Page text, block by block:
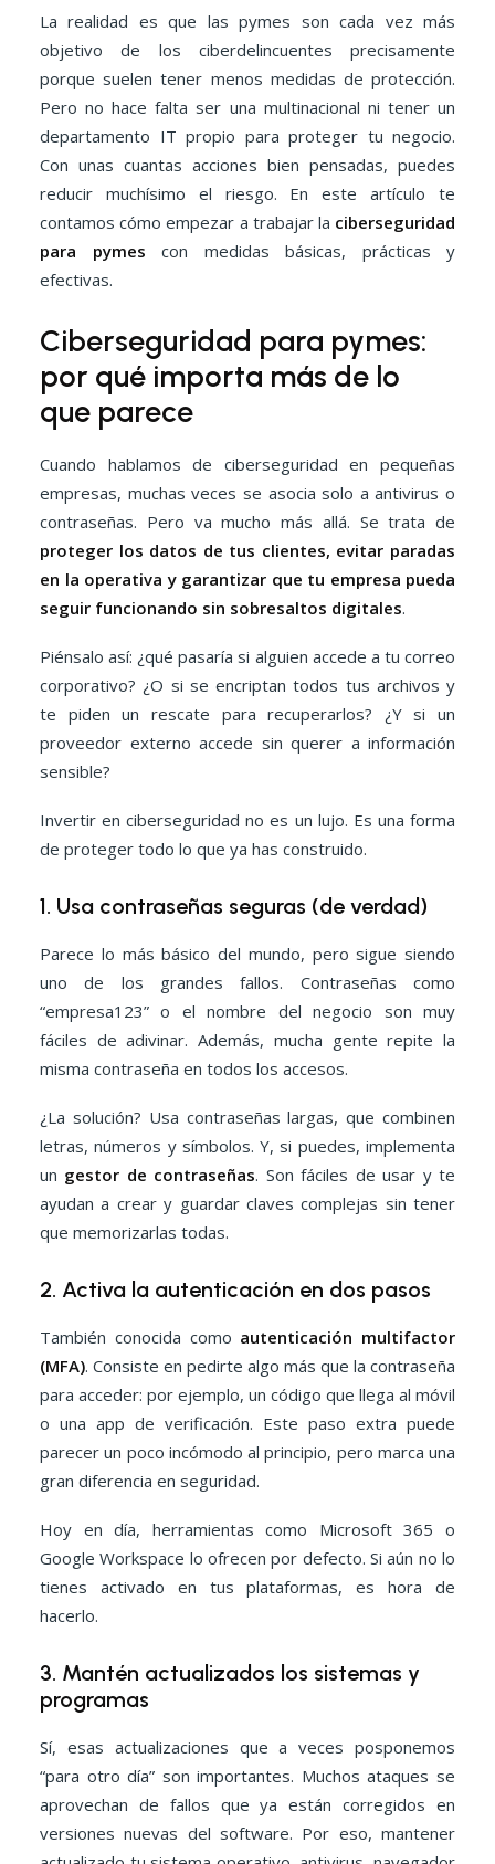
La realidad es que las pymes son cada vez más
objetivo de los ciberdelincuentes precisamente
porque suelen tener menos medidas de protección.
Pero no hace falta ser una multinacional ni tener un
departamento IT propio para proteger tu negocio.
Con unas cuantas acciones bien pensadas, puedes
reducir muchísimo el riesgo. En este artículo te
contamos cómo empezar a trabajar la ciberseguridad
para pymes con medidas básicas, prácticas y
efectivas.
Ciberseguridad para pymes:
por qué importa más de lo
que parece
Cuando hablamos de ciberseguridad en pequeñas
empresas, muchas veces se asocia solo a antivirus o
contraseñas. Pero va mucho más allá. Se trata de
proteger los datos de tus clientes, evitar paradas
en la operativa y garantizar que tu empresa pueda
seguir funcionando sin sobresaltos digitales.
Piénsalo así: ¿qué pasaría si alguien accede a tu correo
corporativo? ¿O si se encriptan todos tus archivos y
te piden un rescate para recuperarlos? ¿Y si un
proveedor externo accede sin querer a información
sensible?
Invertir en ciberseguridad no es un lujo. Es una forma
de proteger todo lo que ya has construido.
1. Usa contraseñas seguras (de verdad)
Parece lo más básico del mundo, pero sigue siendo
uno de los grandes fallos. Contraseñas como
“empresa123” o el nombre del negocio son muy
fáciles de adivinar. Además, mucha gente repite la
misma contraseña en todos los accesos.
¿La solución? Usa contraseñas largas, que combinen
letras, números y símbolos. Y, si puedes, implementa
un gestor de contraseñas. Son fáciles de usar y te
ayudan a crear y guardar claves complejas sin tener
que memorizarlas todas.
2. Activa la autenticación en dos pasos
También conocida como autenticación multifactor
(MFA). Consiste en pedirte algo más que la contraseña
para acceder: por ejemplo, un código que llega al móvil
o una app de verificación. Este paso extra puede
parecer un poco incómodo al principio, pero marca una
gran diferencia en seguridad.
Hoy en día, herramientas como Microsoft 365 o
Google Workspace lo ofrecen por defecto. Si aún no lo
tienes activado en tus plataformas, es hora de
hacerlo.
3. Mantén actualizados los sistemas y
programas
Sí, esas actualizaciones que a veces posponemos
“para otro día” son importantes. Muchos ataques se
aprovechan de fallos que ya están corregidos en
versiones nuevas del software. Por eso, mantener